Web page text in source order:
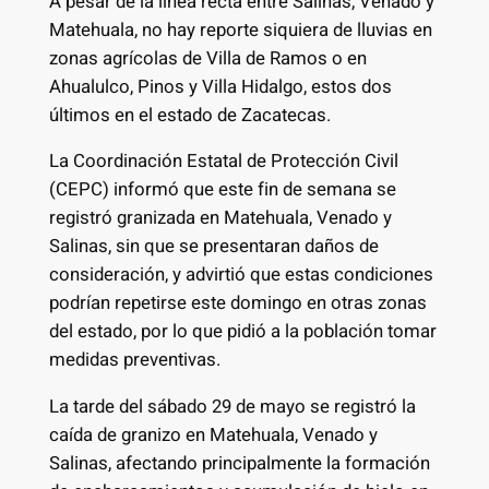
Matehuala, no hay reporte siquiera de lluvias en
zonas agrícolas de Villa de Ramos o en
Ahualulco, Pinos y Villa Hidalgo, estos dos
últimos en el estado de Zacatecas.
La Coordinación Estatal de Protección Civil
(CEPC) informó que este fin de semana se
registró granizada en Matehuala, Venado y
Salinas, sin que se presentaran daños de
consideración, y advirtió que estas condiciones
podrían repetirse este domingo en otras zonas
del estado, por lo que pidió a la población tomar
medidas preventivas.
La tarde del sábado 29 de mayo se registró la
caída de granizo en Matehuala, Venado y
Salinas, afectando principalmente la formación